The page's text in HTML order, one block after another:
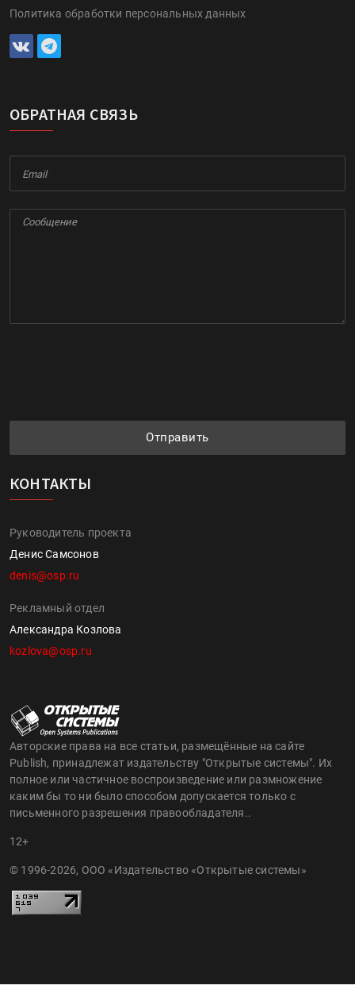
Политика обработки персональных данных
ОБРАТНАЯ СВЯЗЬ
Отправить
КОНТАКТЫ
Руководитель проекта
Денис Самсонов
denis@osp.ru
Рекламный отдел
Александра Козлова
kozlova@osp.ru
Авторские права на все статьи, размещённые на сайте
Publish, принадлежат издательству "Открытые системы". Их
полное или частичное воспроизведение или размножение
каким бы то ни было способом допускается только с
письменного разрешения правообладателя..
12+
© 1996-2026, ООО «Издательство «Открытые системы»